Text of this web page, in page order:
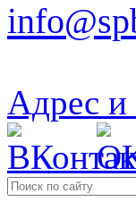
Адрес и